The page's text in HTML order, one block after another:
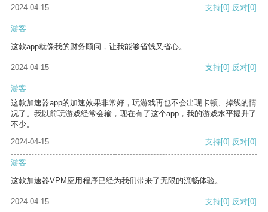
2024-04-15
支持[0] 反对[0]
游客
这款app就像我的财务顾问，让我能够省钱又省心。
2024-04-15 支持[0] 反对[0]
游客
这款加速器app的加速效果非常好，玩游戏再也不会出现卡顿、掉线的情
况了。我以前玩游戏经常会输，现在有了这个app，我的游戏水平提升了
不少。
2024-04-15
支持[0] 反对[0]
游客
这款加速器VPM应用程序已经为我们带来了无限的流畅体验。
2024-04-15 支持[0] 反对[0]